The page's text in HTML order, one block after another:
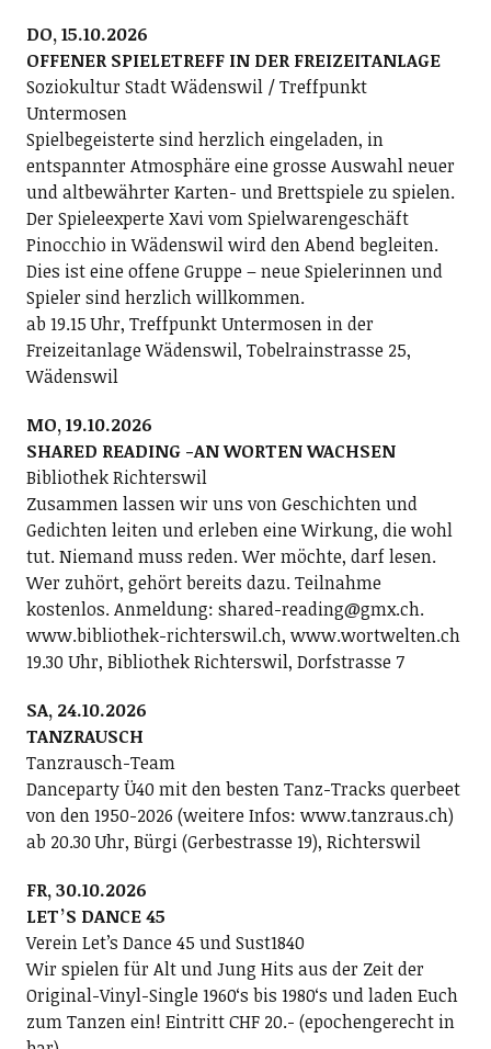
DO, 15.10.2026
OFFENER SPIELETREFF IN DER FREIZEITANLAGE
Soziokultur Stadt Wädenswil / Treffpunkt
Untermosen
Spielbegeisterte sind herzlich eingeladen, in
entspannter Atmosphäre eine grosse Auswahl neuer
und altbewährter Karten- und Brettspiele zu spielen.
Der Spieleexperte Xavi vom Spielwarengeschäft
Pinocchio in Wädenswil wird den Abend begleiten.
Dies ist eine offene Gruppe – neue Spielerinnen und
Spieler sind herzlich willkommen.
ab 19.15 Uhr, Treffpunkt Untermosen in der
Freizeitanlage Wädenswil, Tobelrainstrasse 25,
Wädenswil
MO, 19.10.2026
SHARED READING -AN WORTEN WACHSEN
Bibliothek Richterswil
Zusammen lassen wir uns von Geschichten und
Gedichten leiten und erleben eine Wirkung, die wohl
tut. Niemand muss reden. Wer möchte, darf lesen.
Wer zuhört, gehört bereits dazu. Teilnahme
kostenlos. Anmeldung: shared-reading@gmx.ch.
www.bibliothek-richterswil.ch, www.wortwelten.ch
19.30 Uhr, Bibliothek Richterswil, Dorfstrasse 7
SA, 24.10.2026
TANZRAUSCH
Tanzrausch-Team
Danceparty Ü40 mit den besten Tanz-Tracks querbeet
von den 1950-2026 (weitere Infos: www.tanzraus.ch)
ab 20.30 Uhr, Bürgi (Gerbestrasse 19), Richterswil
FR, 30.10.2026
LETʼS DANCE 45
Verein Letʼs Dance 45 und Sust1840
Wir spielen für Alt und Jung Hits aus der Zeit der
Original-Vinyl-Single 1960ʻs bis 1980ʻs und laden Euch
zum Tanzen ein! Eintritt CHF 20.- (epochengerecht in